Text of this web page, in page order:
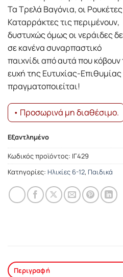
Τα Τρελά Βαγόνια, οι
Καταρράκτες τις περιμένουν,
δυστυχώς όμως οι νεράιδες
σε κανένα συναρπαστικό
παιχνίδι από αυτά που
ευχή της Ευτυχίας-Επιθυμίας
πραγματοποιείται!
• Προσωρινά μη διαθέσιμο.
Εξαντλημένο
Κωδικός προϊόντος: ΙΓ429
Κατηγορίες: Ηλικίες 6-12, Παιδικά
Περιγραφή